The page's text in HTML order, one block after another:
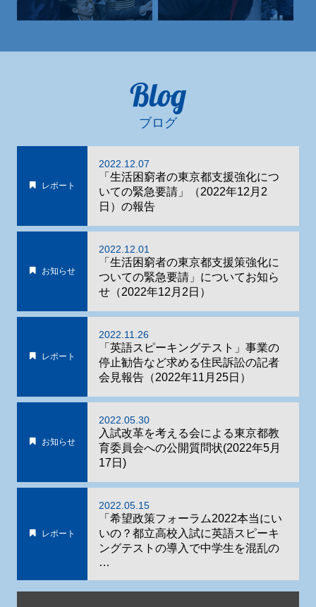
Blog
ブログ
レポート
2022.12.07
「生活困窮者の東京都支援強化につ
いての緊急要請」（2022年12月2
日）の報告
お知らせ
2022.12.01
「生活困窮者の東京都支援策強化に
ついての緊急要請」についてお知ら
せ（2022年12月2日）
レポート
2022.11.26
「英語スピーキングテスト」事業の
停止勧告など求める住民訴訟の記者
会見報告（2022年11月25日）
お知らせ
2022.05.30
入試改革を考える会による東京都教
育委員会への公開質問状(2022年5月
17日)
レポート
2022.05.15
「希望政策フォーラム2022本当にい
いの？都立高校入試に英語スピーキ
ングテストの導入で中学生を混乱の
…